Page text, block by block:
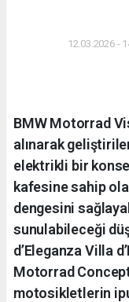
12.03.2026 -
BMW Motorrad
alınarak
elektrikli bir
kafesine sahip
dengesini
sunulabileceği
d’Eleganza Villa
Motorrad
motosikletlerin